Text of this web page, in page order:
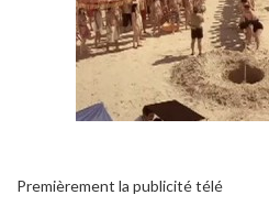
Premièrement la publicité télé